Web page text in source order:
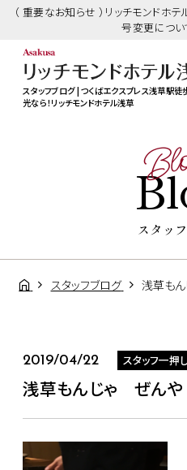
（ 重要なお知らせ ）リッチモンド
号変更につ
スタッフブログ | つくばエクスプレス浅草駅徒
光なら！リッチモンドホテル浅草
スタッ
スタッフブログ 浅草も
2019/04/22 スタッフ一押
浅草もんじゃ ぜんや